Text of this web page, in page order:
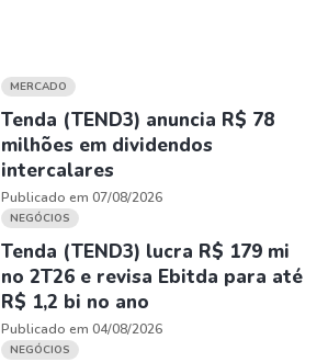
MERCADO
Tenda (TEND3) anuncia R$ 78
milhões em dividendos
intercalares
Publicado em 07/08/2026
NEGÓCIOS
Tenda (TEND3) lucra R$ 179 mi
no 2T26 e revisa Ebitda para até
R$ 1,2 bi no ano
Publicado em 04/08/2026
NEGÓCIOS